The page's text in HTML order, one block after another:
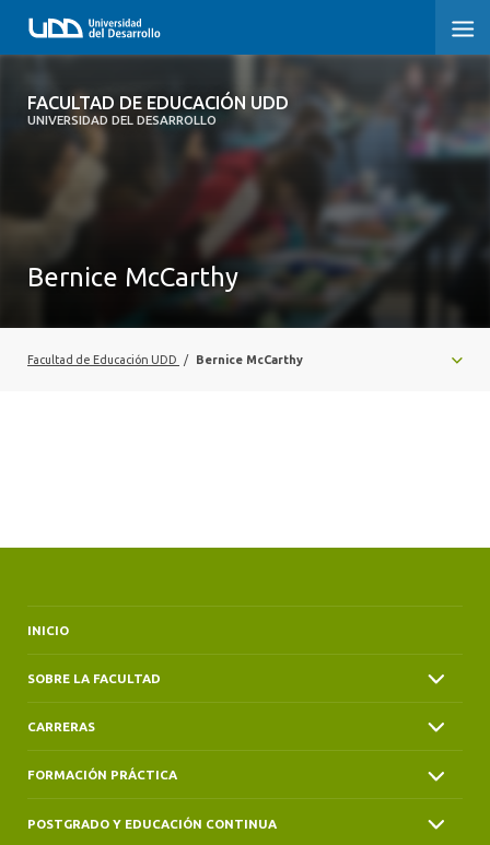
FACULTAD DE EDUCACIÓN UDD
UNIVERSIDAD DEL DESARROLLO
FACULTAD DE EDUCACIÓN UDD
Bernice McCarthy
Facultad de Educación UDD / Bernice McCarthy
INICIO
SOBRE LA FACULTAD
CARRERAS
FORMACIÓN PRÁCTICA
POSTGRADO Y EDUCACIÓN CONTINUA